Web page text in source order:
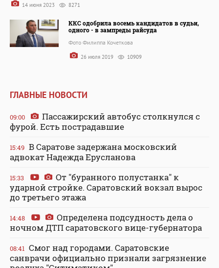
14 июня 2023 8271
ККС одобрила восемь кандидатов в судьи,
одного - в зампреды райсуда
Фото Филиппа Кочеткова
26 июля 2019 10909
ГЛАВНЫЕ НОВОСТИ
09:00
Пассажирский автобус столкнулся с
фурой. Есть пострадавшие
15:49 В Саратове задержана московский
адвокат Надежда Ерусланова
15:33
От "буранного полустанка" к
ударной стройке. Саратовский вокзал вырос
до третьего этажа
14:48
Определена подсудность дела о
ночном ДТП саратовского вице-губернатора
08:41 Смог над городами. Саратовские
санврачи официально признали загрязнение